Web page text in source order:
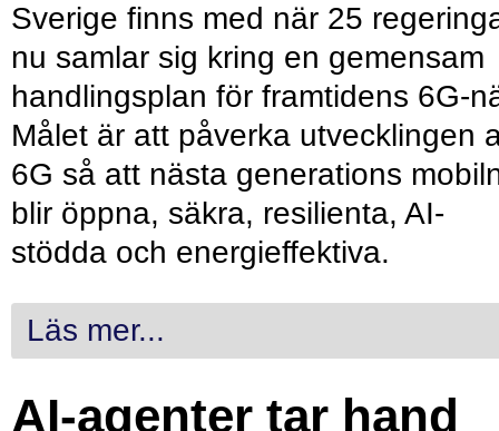
Sverige finns med när 25
nu samlar sig kring en gemensam
handlingsplan för framtidens 6G-
Målet är att påverka utvecklingen
6G så att nästa generations
blir öppna, säkra, resilienta, AI-
stödda och energieffektiva.
Läs mer...
AI-agenter tar hand